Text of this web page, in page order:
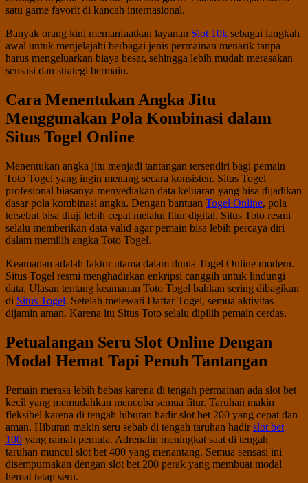
satu game favorit di kancah internasional.
Banyak orang kini memanfaatkan layanan Slot 10k sebagai langkah
awal untuk menjelajahi berbagai jenis permainan menarik tanpa
harus mengeluarkan biaya besar, sehingga lebih mudah merasakan
sensasi dan strategi bermain.
Cara Menentukan Angka Jitu
Menggunakan Pola Kombinasi dalam
Situs Togel Online
Menentukan angka jitu menjadi tantangan tersendiri bagi pemain
Toto Togel yang ingin menang secara konsisten. Situs Togel
profesional biasanya menyediakan data keluaran yang bisa dijadikan
dasar pola kombinasi angka. Dengan bantuan Togel Online, pola
tersebut bisa diuji lebih cepat melalui fitur digital. Situs Toto resmi
selalu memberikan data valid agar pemain bisa lebih percaya diri
dalam memilih angka Toto Togel.
Keamanan adalah faktor utama dalam dunia Togel Online modern.
Situs Togel resmi menghadirkan enkripsi canggih untuk lindungi
data. Ulasan tentang keamanan Toto Togel bahkan sering dibagikan
di Situs Togel. Setelah melewati Daftar Togel, semua aktivitas
dijamin aman. Karena itu Situs Toto selalu dipilih pemain cerdas.
Petualangan Seru Slot Online Dengan
Modal Hemat Tapi Penuh Tantangan
Pemain merasa lebih bebas karena di tengah permainan ada slot bet
kecil yang memudahkan mencoba semua fitur. Taruhan makin
fleksibel karena di tengah hiburan hadir slot bet 200 yang cepat dan
aman. Hiburan makin seru sebab di tengah taruhan hadirslot bet
100 yang ramah pemula. Adrenalin meningkat saat di tengah
taruhan muncul slot bet 400 yang menantang. Semua sensasi ini
disempurnakan dengan slot bet 200 perak yang membuat modal
hemat tetap seru.